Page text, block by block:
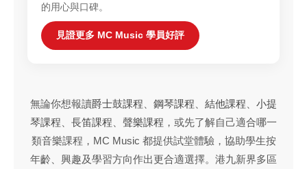
的用心與口碑。
見證更多 MC Music 學員好評
無論你想報讀爵士鼓課程 鋼琴課程 結他課程
小提
琴課程
長笛課程 聲樂課程 ，或先了解自己適合哪一
類音樂課程，MC Music 都提供試堂體驗，協助學生按
年齡、興趣及學習方向作出更合適選擇。港九新界多區